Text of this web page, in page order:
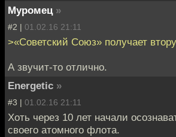
Муромец »
#2 | 01.02.16 21:11
>«Советский Союз» получает
А звучит-то отлично.
Energetic »
#3 | 01.02.16 21:11
Хоть через 10 лет начали
своего атомного флота.